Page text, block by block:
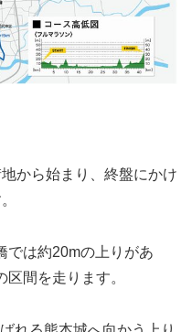
から始まり、終盤にかけ
では約20mの上りがあ
間を走ります。